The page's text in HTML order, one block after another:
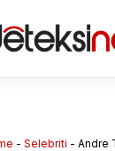
- Selebriti - Andre